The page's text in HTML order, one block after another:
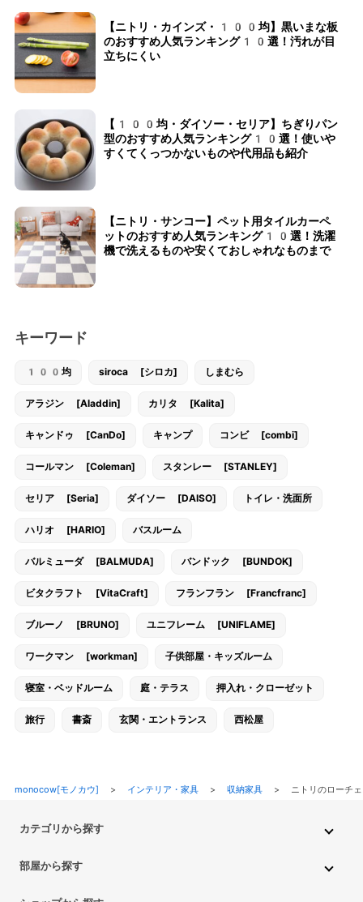
【ニトリ・カインズ・100均】黒いまな板
のおすすめ人気ランキング10選！汚れが目
立ちにくい
【100均・ダイソー・セリア】ちぎりパン
型のおすすめ人気ランキング10選！使いや
すくてくっつかないものや代用品も紹介
【ニトリ・サンコー】ペット用タイルカーペ
ットのおすすめ人気ランキング10選！洗濯
機で洗えるものや安くておしゃれなものまで
キーワード
100均 siroca [シロカ] しまむら
アラジン [Aladdin] カリタ [Kalita]
キャンドゥ [CanDo] キャンプ コンビ [combi]
コールマン [Coleman] スタンレー [STANLEY]
セリア [Seria] ダイソー [DAISO] トイレ・洗面所
ハリオ [HARIO] バスルーム
バルミューダ [BALMUDA] バンドック [BUNDOK]
ビタクラフト [VitaCraft] フランフラン [Francfranc]
ブルーノ [BRUNO] ユニフレーム [UNIFLAME]
ワークマン [workman] 子供部屋・キッズルーム
寝室・ベッドルーム 庭・テラス 押入れ・クローゼット
旅行 書斎 玄関・エントランス 西松屋
monocow[モノカウ] > インテリア・家具> 収納家具> ニトリのローチ
カテゴリから探す
部屋から探す